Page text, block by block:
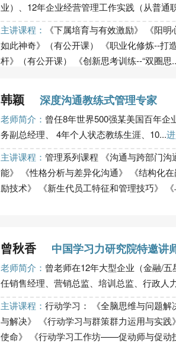
业）、12年企业经营管理工作实践（从普通
主讲课程：
《下属培育与有效激励》 《阳
如此神奇》（有公开课） 《职业化修炼--打
杆》（有公开课） 《创新思考训练--“双圈思
韩颖 深度沟通教练式管理专家
老师简介： 曾任8年世界500强某美国百年企
务副总经理、 4年个人状态教练生涯、10...
主讲课程： 管理系列课程 《沟通与跨部门
能》 《性格分析与差异化沟通》 《结构化
励技术》 《新生代员工特征和管理技巧》 《
曾秋香 中国学习力研究院特邀讲
老师简介： 曾老师在12年大型企业（金融/
任销售经理、营销总监、培训总监、行政人
主讲课程： 行动学习： 《全脑思维与问题
与解决》 《行动学习与群策群力运用与实
使命》 《行动学习工作坊——促动师与促动